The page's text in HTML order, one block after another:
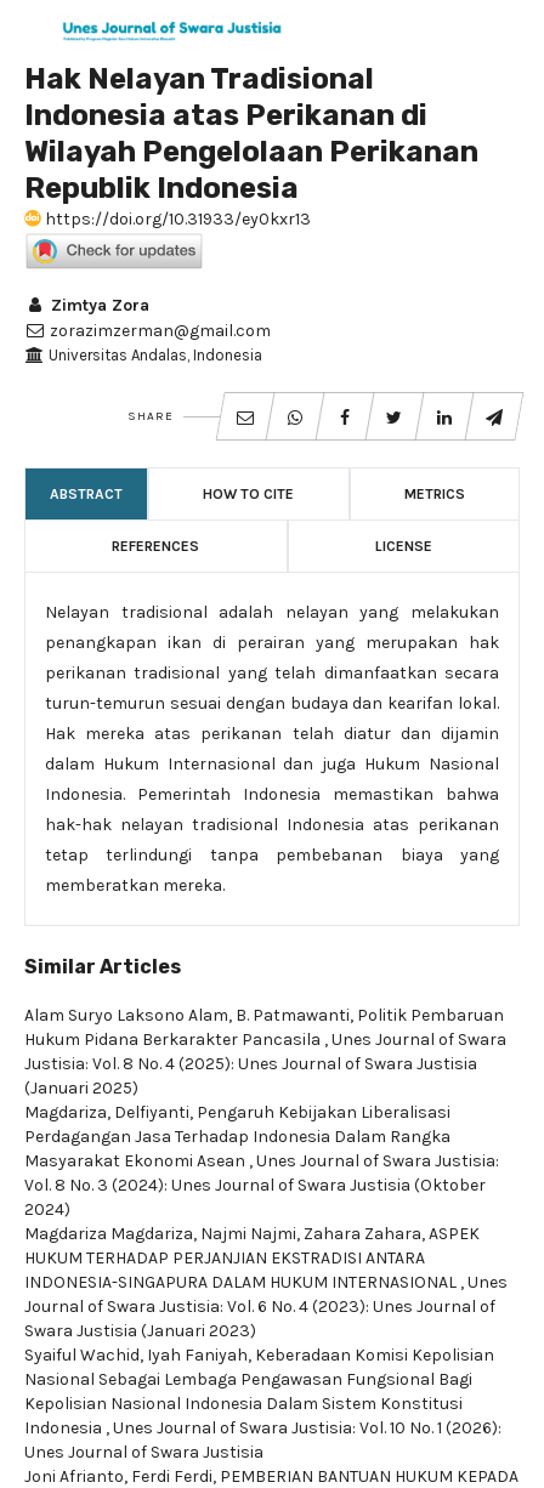
Hak Nelayan Tradisional
Indonesia atas Perikanan di
Wilayah Pengelolaan Perikanan
Republik Indonesia
https://doi.org/10.31933/ey0kxr13
Zimtya Zora
zorazimzerman@gmail.com
Universitas Andalas, Indonesia
SHARE
ABSTRACT HOW TO CITE METRICS
REFERENCES LICENSE
Nelayan tradisional adalah nelayan yang melakukan
penangkapan ikan di perairan yang merupakan hak
perikanan tradisional yang telah dimanfaatkan secara
turun-temurun sesuai dengan budaya dan kearifan lokal.
Hak mereka atas perikanan telah diatur dan dijamin
dalam Hukum Internasional dan juga Hukum Nasional
Indonesia. Pemerintah Indonesia memastikan bahwa
hak-hak nelayan tradisional Indonesia atas perikanan
tetap terlindungi tanpa pembebanan biaya yang
memberatkan mereka.
Similar Articles
Alam Suryo Laksono Alam, B. Patmawanti, Politik Pembaruan
Hukum Pidana Berkarakter Pancasila ,Unes Journal of Swara
Justisia: Vol. 8 No. 4 (2025): Unes Journal of Swara Justisia
(Januari 2025)
Magdariza, Delfiyanti, Pengaruh Kebijakan Liberalisasi
Perdagangan Jasa Terhadap Indonesia Dalam Rangka
Masyarakat Ekonomi Asean ,Unes Journal of Swara Justisia:
Vol. 8 No. 3 (2024): Unes Journal of Swara Justisia (Oktober
2024)
Magdariza Magdariza, Najmi Najmi, Zahara Zahara,ASPEK
HUKUM TERHADAP PERJANJIAN EKSTRADISI ANTARA
INDONESIA-SINGAPURA DALAM HUKUM INTERNASIONAL ,Unes
Journal of Swara Justisia: Vol. 6 No. 4 (2023): Unes Journal of
Swara Justisia (Januari 2023)
Syaiful Wachid, Iyah Faniyah, Keberadaan Komisi Kepolisian
Nasional Sebagai Lembaga Pengawasan Fungsional Bagi
Kepolisian Nasional Indonesia Dalam Sistem Konstitusi
Indonesia ,Unes Journal of Swara Justisia: Vol. 10 No. 1 (2026):
Unes Journal of Swara Justisia
Joni Afrianto, Ferdi Ferdi, PEMBERIAN BANTUAN HUKUM KEPADA